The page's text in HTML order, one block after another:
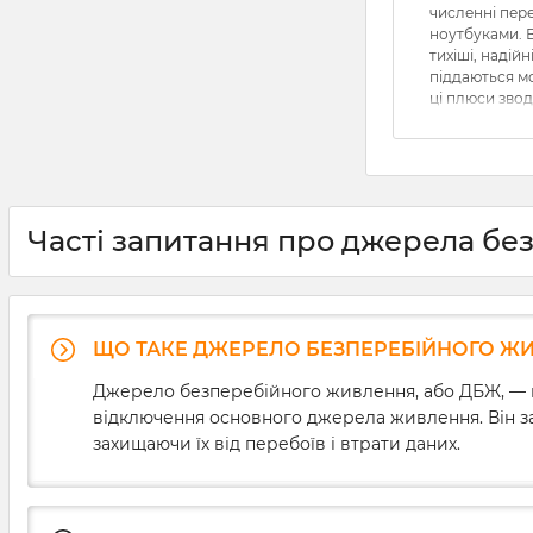
численні
ноутбуками.
тихіші,
піддаються
ці плюси
струму.
впливати на
ДБЖ для
ми докладно
основні
вибору та
приладу.
Часті запитання про джерела
ЩО ТАКЕ ДЖЕРЕЛО БЕЗПЕРЕБІЙНОГО
Джерело безперебійного живлення, або ДБЖ, —
відключення основного джерела живлення. Він
захищаючи їх від перебоїв і втрати даних.